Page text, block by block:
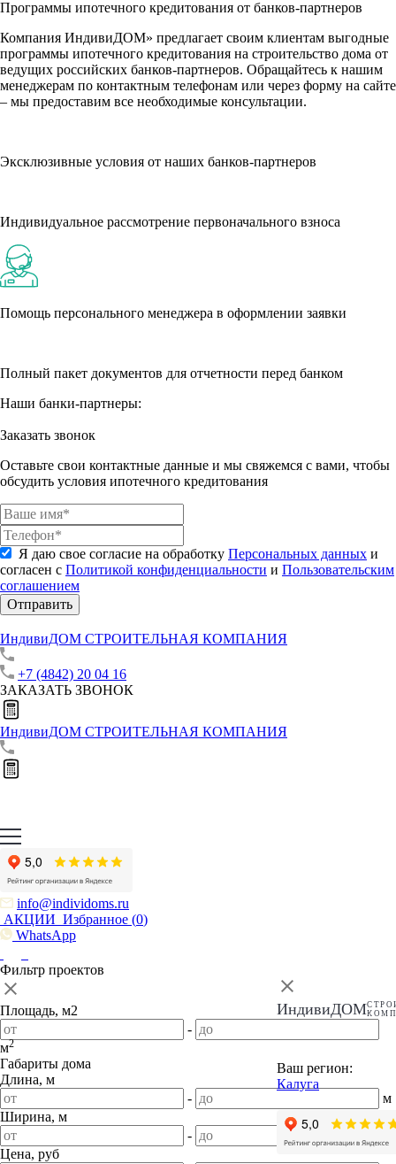
Программы ипотечного кредитования от банков-партнеров
Компания ИндивиДОМ» предлагает своим клиентам выгодные
программы ипотечного кредитования на строительство дома от
ведущих российских банков-партнеров. Обращайтесь к нашим
менеджерам по контактным телефонам или через форму на сайте
– мы предоставим все необходимые консультации.
Эксклюзивные условия от наших банков-партнеров
Индивидуальное рассмотрение первоначального взноса
Помощь персонального менеджера в оформлении заявки
Полный пакет документов для отчетности перед банком
Наши банки-партнеры:
Заказать звонок
Оставьте свои контактные данные и мы свяжемся с вами, чтобы
обсудить условия ипотечного кредитования
Я даю свое согласие на обработку Персональных данных и
согласен с Политикой конфиденциальности и Пользовательским
соглашением
Отправить
ИндивиДОМ СТРОИТЕЛЬНАЯ КОМПАНИЯ
+7 (4842) 20 04 16
ЗАКАЗАТЬ ЗВОНОК
ИндивиДОМ СТРОИТЕЛЬНАЯ КОМПАНИЯ
info@individoms.ru
АКЦИИ Избранное (0)
WhatsApp
ИндивиДОМ
Ваш регион:
Калуга
Фильтр проектов
Площадь, м2
-
м2
Габариты дома
Длина, м
-
м
Ширина, м
-
Цена, руб